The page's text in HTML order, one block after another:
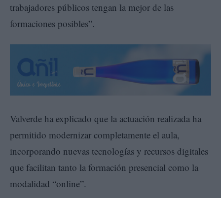
trabajadores públicos tengan la mejor de las
formaciones posibles”.
Valverde ha explicado que la actuación realizada ha
permitido modernizar completamente el aula,
incorporando nuevas tecnologías y recursos digitales
que facilitan tanto la formación presencial como la
modalidad “online”.